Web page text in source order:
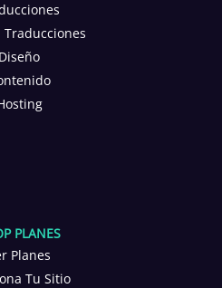
Traducciones
Diseño
PLANES
Planes
Tu Sitio